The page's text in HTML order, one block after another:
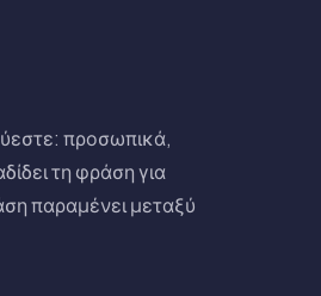
προσωπικά,
τη φράση για
παραμένει μεταξύ